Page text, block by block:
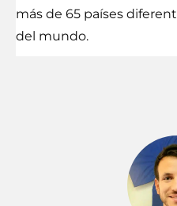
más de 65 países
del mundo.